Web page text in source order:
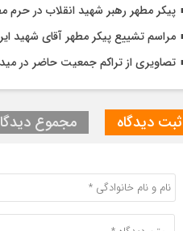
پیکر مطهر رهبر شهید انقلاب در
مراسم تشییع پیکر مطهر آقای شهید
تصاویری از تراکم جمعیت حاضر در
ثبت دیدگاه مجموع